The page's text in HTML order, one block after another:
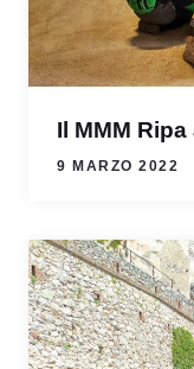
Il MMM
9 MARZO 2022